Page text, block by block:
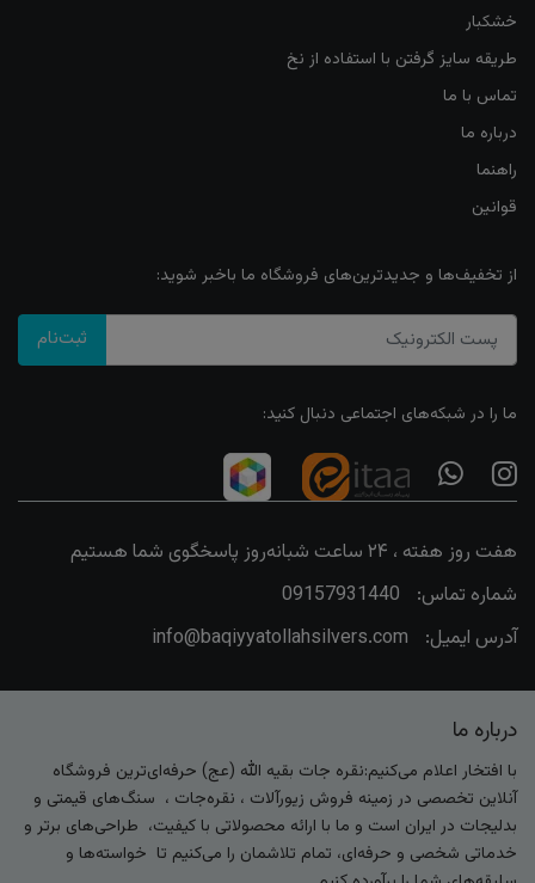
خشکبار
طریقه سایز گرفتن با استفاده از نخ
تماس با ما
درباره ما
راهنما
قوانین
از تخفیف‌ها و جدیدترین‌های فروشگاه ما باخبر شوید:
ثبت‌نام
ما را در شبکه‌های اجتماعی دنبال کنید:
هفت روز هفته ، ۲۴ ساعت شبانه‌روز پاسخگوی شما هستیم
شماره تماس:
09157931440
آدرس ایمیل:
info@baqiyyatollahsilvers.com
درباره ما
با افتخار اعلام می‌کنیم:نقره جات بقیه الله (عج) حرفه‌ای‌ترین فروشگاه
آنلاین تخصصی در زمینه فروش زیورآلات ، نقره‌جات ، سنگ‌های قیمتی و
بدلیجات در ایران است و ما با ارائه محصولاتی با کیفیت، طراحی‌های برتر و
خدماتی شخصی و حرفه‌ای، تمام تلاشمان را می‌کنیم تا خواسته‌ها و